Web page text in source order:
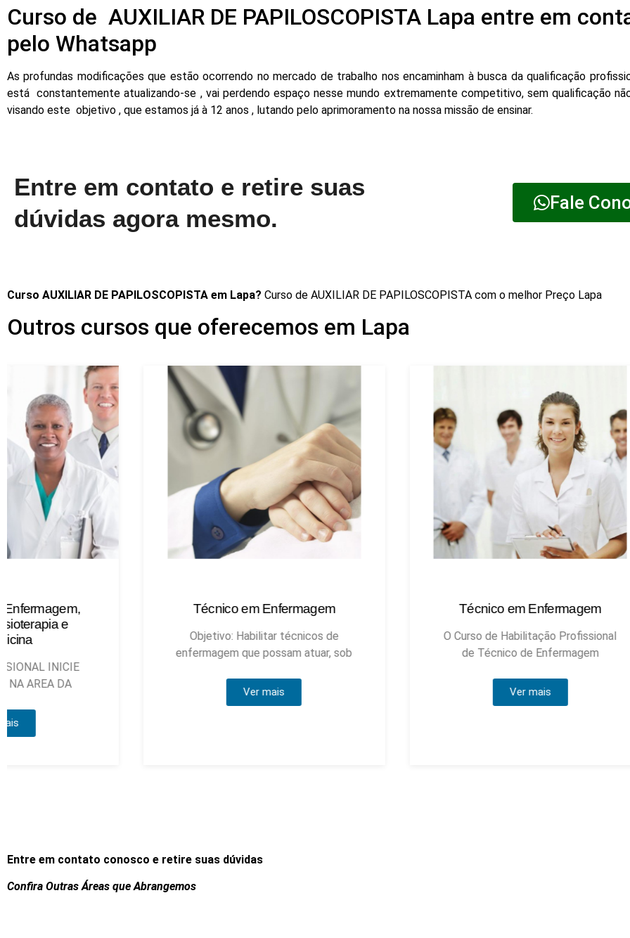
Curso de AUXILIAR DE PAPILOSCOPISTA Lapa entre em
pelo Whatsapp
As profundas modificações que estão ocorrendo no mercado de trabalho nos encaminham à busca da qualificação
está constantemente atualizando-se , vai perdendo espaço nesse mundo extremamente competitivo, sem qualificação
visando este objetivo , que estamos já à 12 anos , lutando pelo aprimoramento na nossa missão de ensinar.
Entre em contato e retire suas
dúvidas agora mesmo.
Fale
Curso AUXILIAR DE PAPILOSCOPISTA em Lapa? Curso de AUXILIAR DE PAPILOSCOPISTA com o melhor Preço Lapa
Outros cursos que oferecemos em Lapa
Técnico em Enfermagem
Objetivo: Habilitar técnicos de
enfermagem que possam atuar, sob
Técnico em Enfermagem
O Curso de Habilitação Profissional
de Técnico de Enfermagem
Entre em contato conosco e retire suas dúvidas
Confira Outras Áreas que Abrangemos